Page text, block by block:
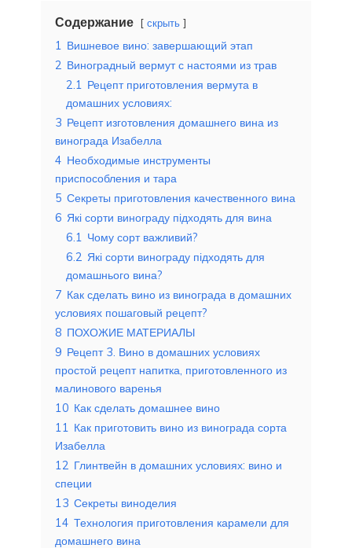
Содержание скрыть
1 Вишневое вино: завершающий этап
2 Виноградный вермут с настоями из трав
2.1 Рецепт приготовления вермута в
домашних условиях:
3 Рецепт изготовления домашнего вина из
винограда Изабелла
4 Необходимые инструменты
приспособления и тара
5 Секреты приготовления качественного вина
6 Які сорти винограду підходять для вина
6.1 Чому сорт важливий?
6.2 Які сорти винограду підходять для
домашнього вина?
7 Как сделать вино из винограда в домашних
условиях пошаговый рецепт?
8 ПОХОЖИЕ МАТЕРИАЛЫ
9 Рецепт 3. Вино в домашних условиях
простой рецепт напитка, приготовленного из
малинового варенья
10 Как сделать домашнее вино
11 Как приготовить вино из винограда сорта
Изабелла
12 Глинтвейн в домашних условиях: вино и
специи
13 Секреты виноделия
14 Технология приготовления карамели для
домашнего вина